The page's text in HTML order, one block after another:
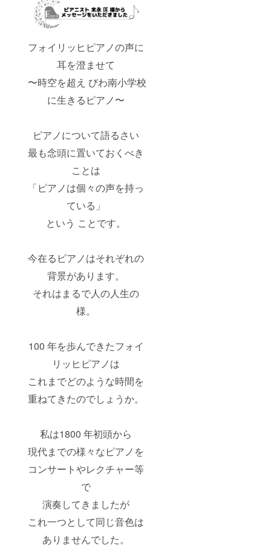
フォイリッヒピアノの声に
耳を澄ませて
〜時空を超え びわ南小学校
に生きるピアノ〜
ピアノについて語るさい
最も念頭に置いておくべき
ことは
「ピアノは個々の声を持っ
ている」
という ことです。
今在るピアノはそれぞれの
背景があります。
それはまるで人の人生の
様。
100 年を歩んできたフォイ
リッヒピアノは
これまでどのような時間を
重ねてきたのでしょうか。
私は1800 年初頭から
現代までの様々なピアノを
コンサートやレクチャー等
で
演奏してきましたが
これ一つとして同じ音色は
ありませんでした。